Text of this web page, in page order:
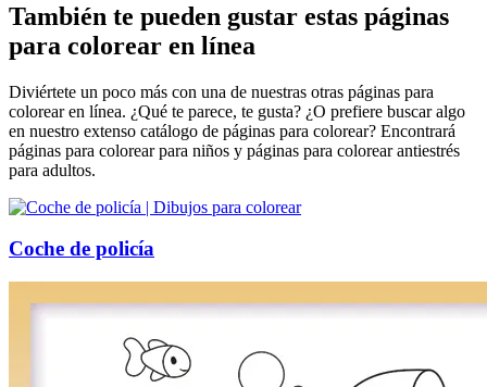
También te pueden gustar estas páginas
para colorear en línea
Diviértete un poco más con una de nuestras otras páginas para
colorear en línea. ¿Qué te parece, te gusta? ¿O prefiere buscar algo
en nuestro extenso catálogo de páginas para colorear? Encontrará
páginas para colorear para niños y páginas para colorear antiestrés
para adultos.
Coche de policía